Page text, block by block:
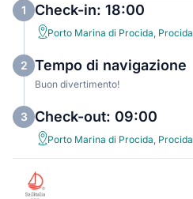
1 Check-in: 18:00
Porto Marina di Procida, Procida
2 Tempo di navigazione
Buon divertimento!
3 Check-out: 09:00
Porto Marina di Procida, Procida